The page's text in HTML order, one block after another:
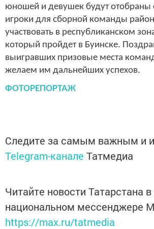
юношей и девушек будут
игроки для сборной команды
участвовать в республиканском
который пройдет в Буинске.
выигравших призовые места
желаем им дальнейших успехов.
ФОТОРЕПОРТАЖ
Следите за самым важным и
Telegram-канале Татмедиа
Читайте новости Татарстана в
национальном мессенджере
https://max.ru/tatmedia